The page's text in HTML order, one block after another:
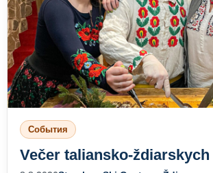
События
Večer taliansko-